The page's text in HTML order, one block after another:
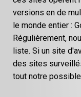
versions en de
le monde entier :
Régulièrement,
liste. Si un site
des sites
tout notre